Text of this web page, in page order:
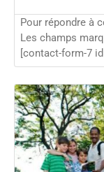
Pour répondre à
Les champs
[contact-form-7